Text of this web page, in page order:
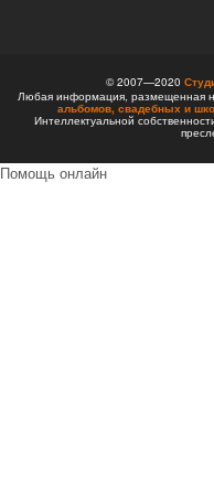
© 2007—2020
Любая информация, размещенная
альбомов, свадебных и
Интеллектуальной
Помощь онлайн